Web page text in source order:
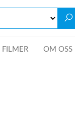
FILMER OM OSS